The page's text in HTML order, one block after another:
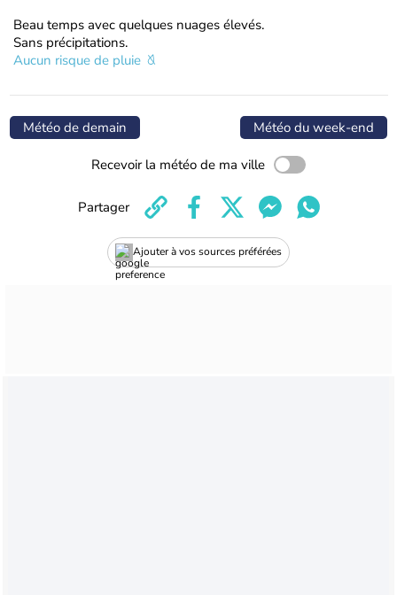
Beau temps avec quelques nuages élevés.
Sans précipitations.
Aucun risque de pluie
Météo de demain Météo du week-end
Recevoir la météo de ma ville
Ajouter à vos sources préférées
Partager